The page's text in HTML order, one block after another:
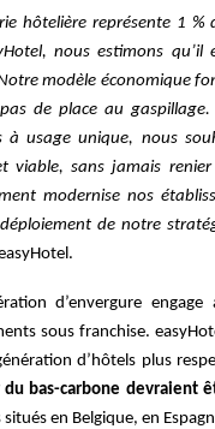
hôtelière représente 1
nous estimons
modèle économique
de place au
à usage unique, nous
viable, sans jamais
modernise nos
de notre
d’envergure
sous franchise.
d’hôtels plus
bas-carbone devraient
en Belgique, en